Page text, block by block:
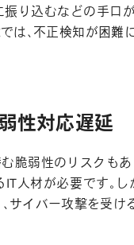
り込むなどの手口
は、不正検知が困
性対応遅延
脆弱性のリスクも
人材が必要です。
サイバー攻撃を受け